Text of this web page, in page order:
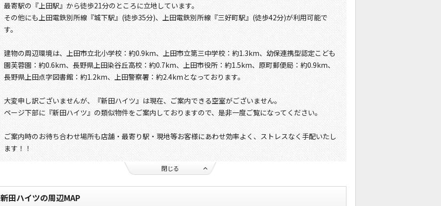
最寄駅の『上田駅』から徒歩21分のところに立地しています。
その他にも上田電鉄別所線『城下駅』(徒歩35分)、上田電鉄別所線『三好町駅』(徒歩42分)が利用可能で
す。
建物の周辺環境は、上田市立北小学校：約0.9km、上田市立第三中学校：約1.3km、幼保連携型認定こども
園芙蓉園：約0.6km、長野県上田染谷丘高校：約0.7km、上田市役所：約1.5km、原町郵便局：約0.9km、
長野県上田点字図書館：約1.2km、上田警察署：約2.4kmとなっております。
大変申し訳ございませんが、『新田ハイツ』は現在、ご案内できる空室がございません。
ページ下部に『新田ハイツ』の類似物件をご案内しておりますので、是非一度ご覧になってください。
ご案内時のお待ち合わせ場所も店舗・最寄り駅・現地等お客様にあわせ効率よく、ストレスなく手配いたし
ます！！
閉じる
新田ハイツの周辺MAP